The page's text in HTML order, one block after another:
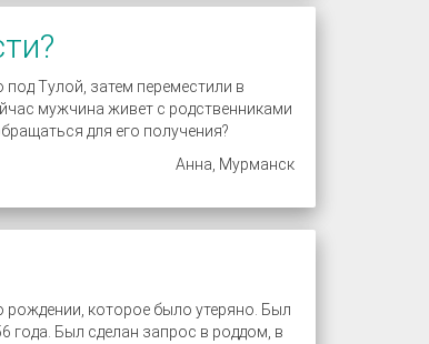
Тулой, затем переместили в
мужчина живет с родственниками
для его получения?
Анна, Мурманск
рождении, которое было утеряно. Был
года. Был сделан запрос в роддом, в